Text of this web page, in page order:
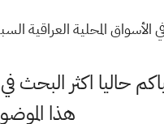
المحلية العراقية السبت 26 - 2 -
حاليا اكثر
هذا